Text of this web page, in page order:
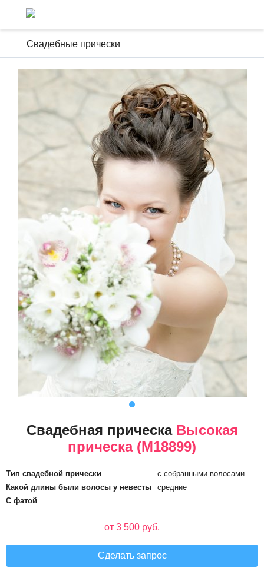
Свадебные прически
Свадебная прическа Высокая
прическа (М18899)
Тип свадебной прически
с собранными волосами
Какой длины были волосы у невесты
средние
С фатой
от 3 500 руб.
Сделать запрос